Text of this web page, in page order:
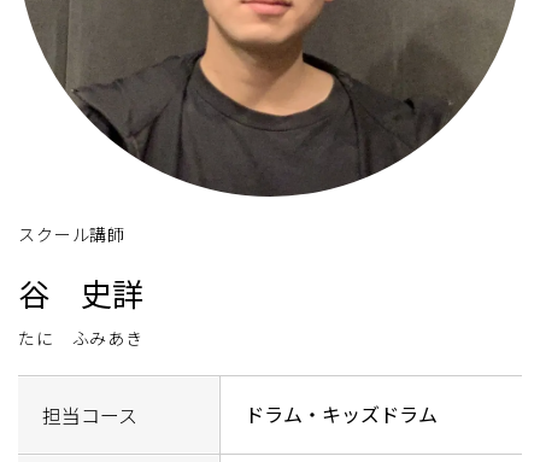
スクール講師
谷 史詳
たに ふみあき
担当コース ドラム・キッズドラム